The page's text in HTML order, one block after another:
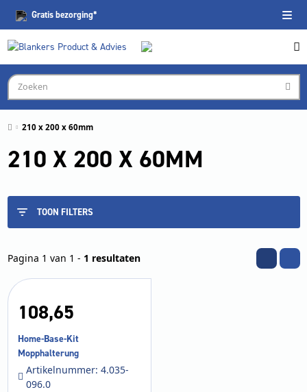
Gratisbezorging*
210 x 200 x 60mm
210 X 200 X 60MM
TOON FILTERS
Pagina 1 van 1 - 1 resultaten
108,65
Home-Base-Kit
Mopphalterung
Artikelnummer: 4.035-
096.0